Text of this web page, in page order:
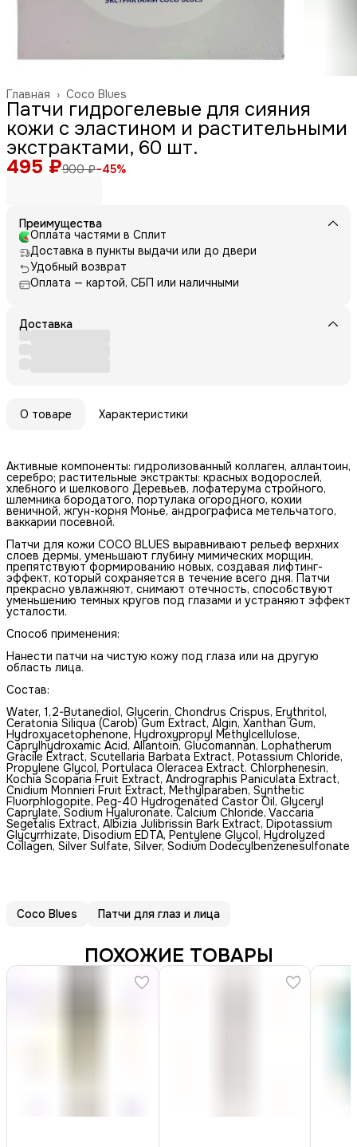
Coco Blues
Главная ›
Патчи гидрогелевые для сияния
кожи с эластином и растительными
экстрактами, 60 шт.
495 ₽900 ₽−45%
Преимущества
Оплата частями в Сплит
Доставка в пункты выдачи или до двери
Удобный возврат
Оплата — картой, СБП или наличными
Доставка
О товаре Характеристики
Активные компоненты: гидролизованный коллаген, аллантоин,
серебро; растительные экстракты: красных водорослей,
хлебного и шелкового Деревьев, лофатерума стройного,
шлемника бородатого, портулака огородного, кохии
веничной, жгун-корня Монье, андрографиса метельчатого,
ваккарии посевной.
Патчи для кожи COCO BLUES выравнивают рельеф верхних
слоев дермы, уменьшают глубину мимических морщин,
препятствуют формированию новых, создавая лифтинг-
эффект, который сохраняется в течение всего дня. Патчи
прекрасно увлажняют, снимают отечность, способствуют
уменьшению темных кругов под глазами и устраняют эффект
усталости.
Способ применения:
Нанести патчи на чистую кожу под глаза или на другую
область лица.
Состав:
Water, 1,2-Butanediol, Glycerin, Chondrus Crispus, Erythritol,
Ceratonia Siliqua (Carob) Gum Extract, Algin, Xanthan Gum,
Hydroxyacetophenone, Hydroxypropyl Methylcellulose,
Caprylhydroxamic Acid, Allantoin, Glucomannan, Lophatherum
Gracile Extract, Scutellaria Barbata Extract, Potassium Chloride,
Propylene Glycol, Portulaca Oleracea Extract. Chlorphenesin,
Kochia Scoparia Fruit Extract, Andrographis Paniculata Extract,
Cnidium Monnieri Fruit Extract, Methylparaben, Synthetic
Fluorphlogopite, Peg-40 Hydrogenated Castor Oil, Glyceryl
Caprylate, Sodium Hyaluronate, Calcium Chloride, Vaccaria
Segetalis Extract, Albizia Julibrissin Bark Extract, Dipotassium
Glycyrrhizate, Disodium EDTA, Pentylene Glycol, Hydrolyzed
Collagen, Silver Sulfate, Silver, Sodium Dodecylbenzenesulfonate
Coco Blues Патчи для глаз и лица
ПОХОЖИЕ ТОВАРЫ